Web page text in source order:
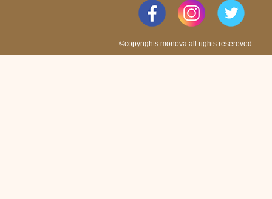
©copyrights monova all rights resereved.